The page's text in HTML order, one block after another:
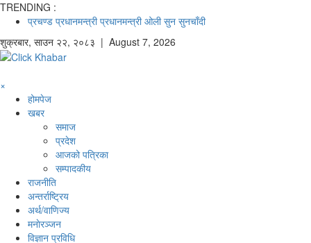
TRENDING :
प्रचण्ड प्रधानमन्त्री प्रधानमन्त्री ओली सुन सुनचाँदी
शुक्रबार, साउन २२, २०८३ | August 7, 2026
×
होमपेज
खबर
समाज
प्रदेश
आजको पत्रिका
सम्पादकीय
राजनीति
अन्तर्राष्ट्रिय
अर्थ/वाणिज्य
मनाेरञ्जन
विज्ञान प्रविधि